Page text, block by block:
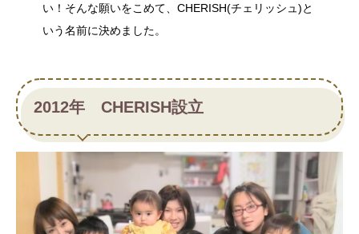
い！そんな願いをこめて、CHERISH(チェリッシュ)と
いう名前に決めました。
2012年 CHERISH設立